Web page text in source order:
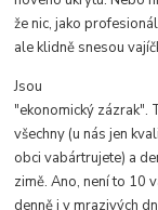
že nic, jako
ale klidně snesou
Jsou
"ekonomický zázrak".
všechny (u nás jen
obci vabártrujete) a
zimě. Ano, není to 10
denně i v mrazivých